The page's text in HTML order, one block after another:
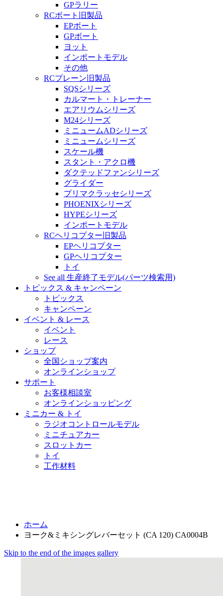
GPラリー
RCボート旧製品
EPボート
GPボート
ヨット
インポートモデル
その他
RCプレーン旧製品
SQSシリーズ
カルマート・トレーナー
エアリウムシリーズ
M24シリーズ
ミニュームADシリーズ
ミニュームシリーズ
スケール機
スタント・アクロ機
ダクテッドファンシリーズ
グライダー
プリマクラッセシリーズ
PHOENIXシリーズ
HYPEシリーズ
インポートモデル
RCヘリコプター旧製品
EPヘリコプター
GPヘリコプター
トイ
See all 生産終了モデル(パーツ検索用)
トピックス & キャンペーン
トピックス
キャンペーン
イベント & レース
イベント
レース
ショップ
全国ショップ案内
オンラインショップ
サポート
お客様相談室
オンラインショッピング
ミニカー & トイ
ラジオコントロールモデル
ミニチュアカー
スロットカー
トイ
工作材料
ホーム
ヨーク&ミキシングレバーセット (CA 120) CA0004B
Skip to the end of the images gallery